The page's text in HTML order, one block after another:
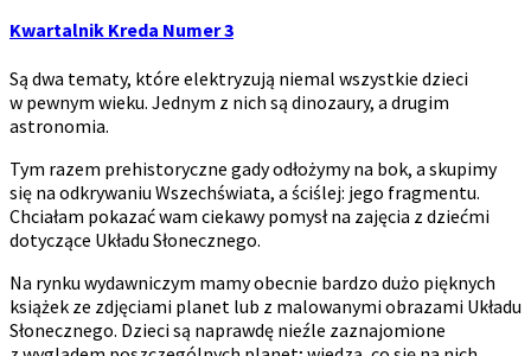
Kwartalnik Kreda Numer 3
Są dwa tematy, które elektryzują niemal wszystkie dzieci
w pewnym wieku. Jednym z nich są dinozaury, a drugim
astronomia.
Tym razem prehistoryczne gady odłożymy na bok, a skupimy
się na odkrywaniu Wszechświata, a ściślej: jego fragmentu.
Chciałam pokazać wam ciekawy pomysł na zajęcia z dziećmi
dotyczące Układu Słonecznego.
Na rynku wydawniczym mamy obecnie bardzo dużo pięknych
książek ze zdjęciami planet lub z malowanymi obrazami Układu
Słonecznego. Dzieci są naprawdę nieźle zaznajomione